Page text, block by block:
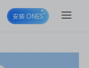
安装 ONES